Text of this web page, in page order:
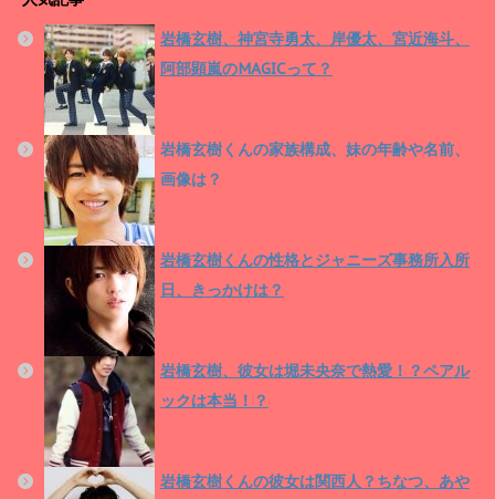
岩橋玄樹、神宮寺勇太、岸優太、宮近海斗、
阿部顕嵐のMAGICって？
岩橋玄樹くんの家族構成、妹の年齢や名前、
画像は？
岩橋玄樹くんの性格とジャニーズ事務所入所
日、きっかけは？
岩橋玄樹、彼女は堀未央奈で熱愛！？ペアル
ックは本当！？
岩橋玄樹くんの彼女は関西人？ちなつ、あや